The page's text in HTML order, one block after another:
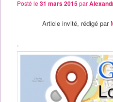
Posté le 31 mars 2015par
Article invité, rédigé par
.